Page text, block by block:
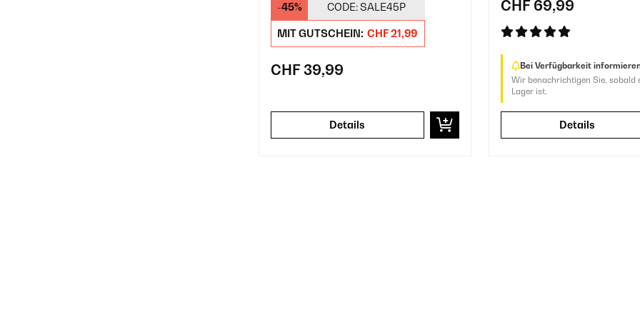
-45% CODE:SALE45P
MIT GUTSCHEIN: CHF 21,99
CHF 39,99
Details
CHF 69,99
Bei Verfügbarkeit
Wir benachrichtigen Sie, sobald
Lager ist.
Details